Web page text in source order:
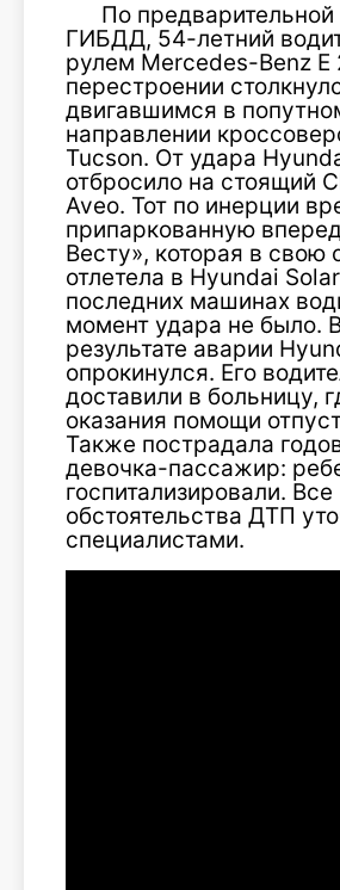
По предварительной
ГИБДД, 54-летний
рулем Mercedes-Benz E
перестроении
двигавшимся в
направлении
Tucson. От удара
отбросило на стоящий
Aveo. Тот по инерции
припаркованную
Весту», которая в свою
отлетела в Hyundai
последних машинах
момент удара не было.
результате аварии
опрокинулся. Его
доставили в больницу,
оказания помощи
Также пострадала
девочка-пассажир:
госпитализировали. Все
обстоятельства ДТП
специалистами.